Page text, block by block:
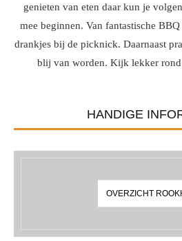
genieten van eten daar kun je
mee beginnen. Van fantastische
drankjes bij de picknick. Daarnaast
blij van worden. Kijk lekker rond
HANDIGE
OVERZICHT